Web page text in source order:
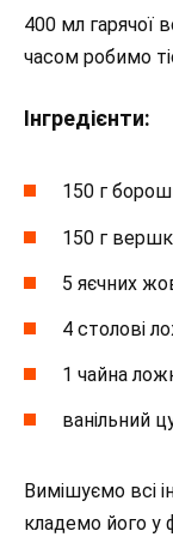
400 мл гарячої
часом робимо
Інгредієнти:
150 г
150 г
5 яєчних
4 столові
1 чайна
ванільний
Вимішуємо всі
кладемо його у